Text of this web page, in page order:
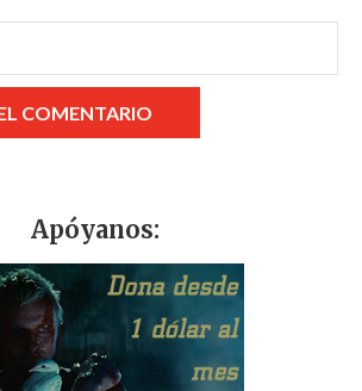
Apóyanos: